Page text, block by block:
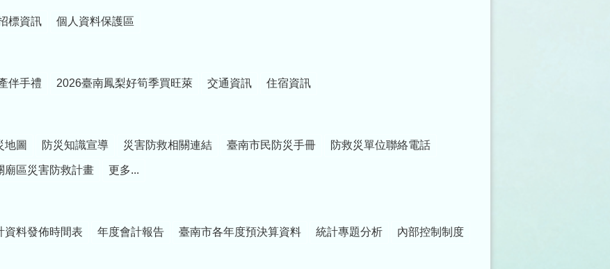
標資訊 個人資料保護區
伴手禮 2026臺南鳳梨好筍季買旺萊 交通資訊 住宿資訊
地圖 防災知識宣導 災害防救相關連結 臺南市民防災手冊 防救災單位聯絡電話
廟區災害防救計畫 更多...
資料發佈時間表 年度會計報告 臺南市各年度預決算資料 統計專題分析 內部控制制度